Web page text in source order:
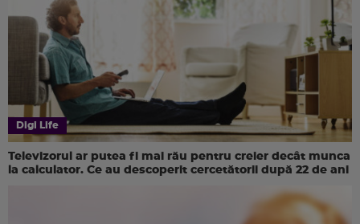
Digi Life
Televizorul ar putea fi mai rău pentru creier decât munca
la calculator. Ce au descoperit cercetătorii după 22 de ani